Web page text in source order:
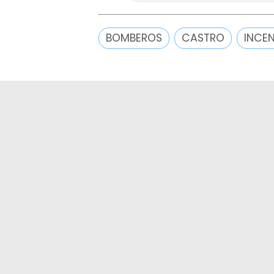
BOMBEROS CASTRO